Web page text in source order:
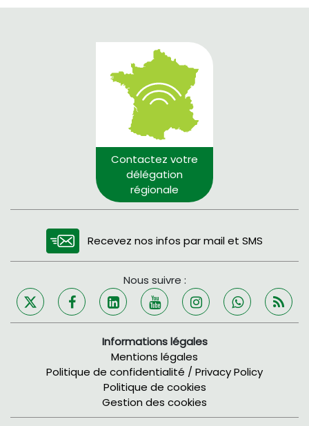
Contactez votre
délégation
régionale
Recevez nos infos par mail et SMS
Nous suivre :
Informations légales
Mentions légales
Politique de confidentialité / Privacy Policy
Politique de cookies
Gestion des cookies